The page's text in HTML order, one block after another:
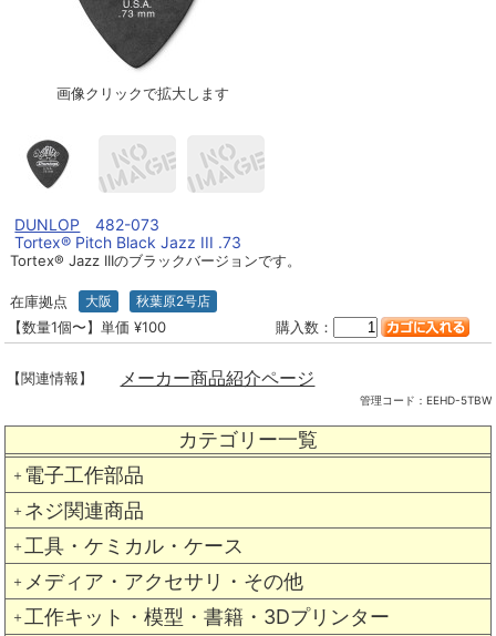
カテゴリー一覧
＋ 電子工作部品
＋ ネジ関連商品
＋ 工具・ケミカル・ケース
＋ メディア・アクセサリ・その他
＋ 工作キット・模型・書籍・3Dプリンター
画像クリックで拡大します
DUNLOP 482-073
Tortex® Pitch Black Jazz III .73
Tortex® Jazz IIIのブラックバージョンです。
在庫拠点 大阪 秋葉原2号店
【数量1個〜】単価 ¥100 購入数：
【関連情報】 メーカー商品紹介ページ
管理コード： EEHD-5TBW